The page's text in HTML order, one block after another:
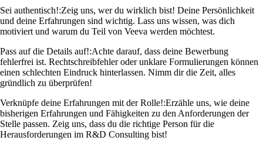
Sei authentisch!:Zeig uns, wer du wirklich bist! Deine Persönlichkeit
und deine Erfahrungen sind wichtig. Lass uns wissen, was dich
motiviert und warum du Teil von Veeva werden möchtest.
Pass auf die Details auf!:Achte darauf, dass deine Bewerbung
fehlerfrei ist. Rechtschreibfehler oder unklare Formulierungen können
einen schlechten Eindruck hinterlassen. Nimm dir die Zeit, alles
gründlich zu überprüfen!
Verknüpfe deine Erfahrungen mit der Rolle!:Erzähle uns, wie deine
bisherigen Erfahrungen und Fähigkeiten zu den Anforderungen der
Stelle passen. Zeig uns, dass du die richtige Person für die
Herausforderungen im R&D Consulting bist!